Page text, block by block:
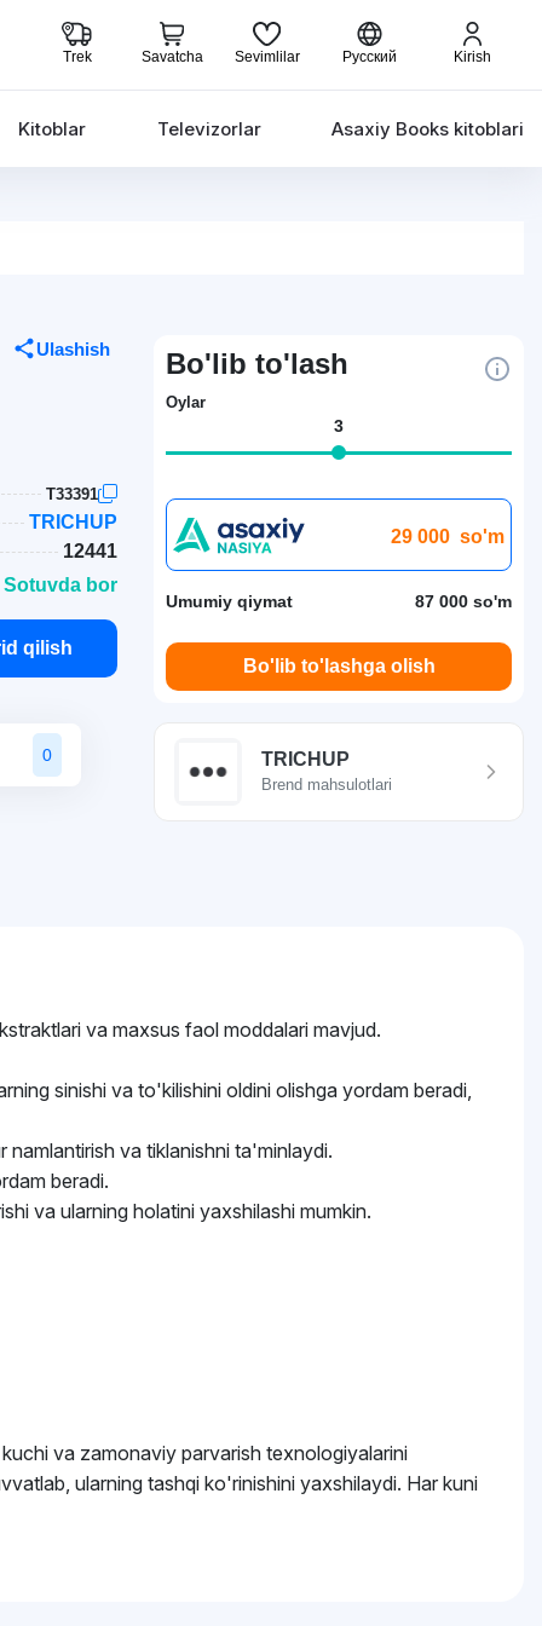
Trek Savatcha Sevimlilar Русский Kirish
Kitoblar Televizorlar Asaxiy Books kitoblari
Ulashish
T33391
TRICHUP
12441
Sotuvda bor
qilish
0
Bo'lib to'lash
Oylar
3
29 000 so'm
Umumiy qiymat 87 000 so'm
Bo'lib to'lashga olish
TRICHUP
Brend mahsulotlari
va maxsus faol moddalari mavjud.
sinishi va to'kilishini oldini olishga yordam beradi,
va tiklanishni ta'minlaydi.
beradi.
va ularning holatini yaxshilashi mumkin.
va zamonaviy parvarish texnologiyalarini
ularning tashqi ko'rinishini yaxshilaydi. Har kuni